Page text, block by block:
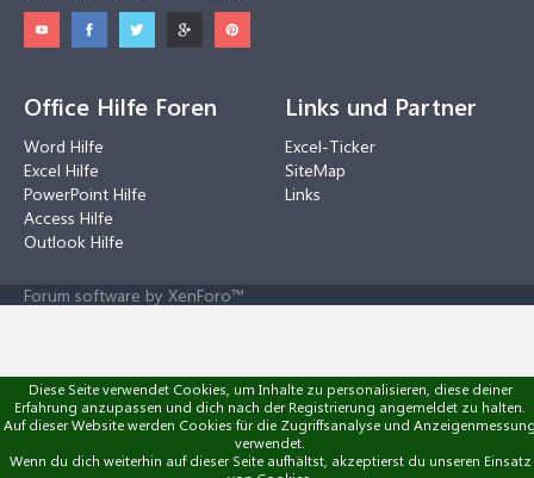
Office Hilfe Foren
Word Hilfe
Excel Hilfe
PowerPoint Hilfe
Access Hilfe
Outlook Hilfe
Links und Partner
Excel-Ticker
SiteMap
Links
Forum software by XenForo™
Diese Seite verwendet Cookies, um Inhalte zu personalisieren, diese deiner
Erfahrung anzupassen und dich nach der Registrierung angemeldet zu halten.
Auf dieser Website werden Cookies für die Zugriffsanalyse und
verwendet.
Wenn du dich weiterhin auf dieser Seite aufhältst, akzeptierst du unseren Einsatz